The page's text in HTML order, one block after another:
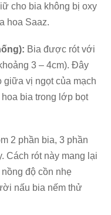
cho bia không bị oxy
hoa Saaz.
Bia được rót với
3 – 4cm). Đây
giữa vị ngọt của mạch
bia trong lớp bọt
2 phần bia, 3 phần
Cách rót này mang lại
độ cồn nhẹ
nấu bia nếm thử